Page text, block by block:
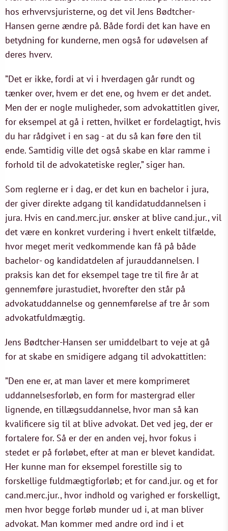
hos erhvervsjuristerne, og det vil Jens Bødtcher-
Hansen gerne ændre på. Både fordi det kan have en
betydning for kunderne, men også for udøvelsen af
deres hverv.
”Det er ikke, fordi at vi i hverdagen går rundt og
tænker over, hvem er det ene, og hvem er det andet.
Men der er nogle muligheder, som advokattitlen giver,
for eksempel at gå i retten, hvilket er fordelagtigt, hvis
du har rådgivet i en sag - at du så kan føre den til
ende. Samtidig ville det også skabe en klar ramme i
forhold til de advokatetiske regler,” siger han.
Som reglerne er i dag, er det kun en bachelor i jura,
der giver direkte adgang til kandidatuddannelsen i
jura. Hvis en cand.merc.jur. ønsker at blive cand.jur., vil
det være en konkret vurdering i hvert enkelt tilfælde,
hvor meget merit vedkommende kan få på både
bachelor- og kandidatdelen af jurauddannelsen. I
praksis kan det for eksempel tage tre til fire år at
gennemføre jurastudiet, hvorefter den står på
advokatuddannelse og gennemførelse af tre år som
advokatfuldmægtig.
Jens Bødtcher-Hansen ser umiddelbart to veje at gå
for at skabe en smidigere adgang til advokattitlen:
”Den ene er, at man laver et mere komprimeret
uddannelsesforløb, en form for mastergrad eller
lignende, en tillægsuddannelse, hvor man så kan
kvalificere sig til at blive advokat. Det ved jeg, der er
fortalere for. Så er der en anden vej, hvor fokus i
stedet er på forløbet, efter at man er blevet kandidat.
Her kunne man for eksempel forestille sig to
forskellige fuldmægtigforløb; et for cand.jur. og et for
cand.merc.jur., hvor indhold og varighed er forskelligt,
men hvor begge forløb munder ud i, at man bliver
advokat. Man kommer med andre ord ind i et